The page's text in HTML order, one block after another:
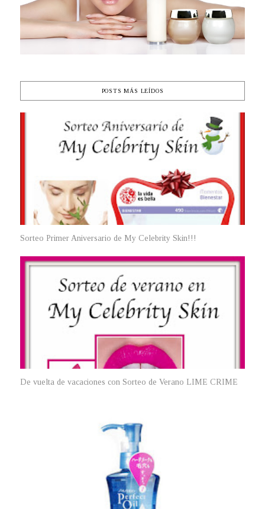
POSTS MÁS LEÍDOS
Sorteo Primer Aniversario de My Celebrity Skin!!!
De vuelta de vacaciones con Sorteo de Verano LIME CRIME